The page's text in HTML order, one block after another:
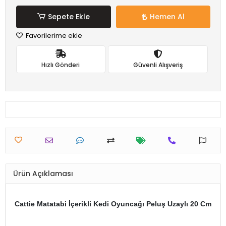
Sepete Ekle Hemen Al
Favorilerime ekle
Hızlı Gönderi Güvenli Alışveriş
Ürün Açıklaması
Cattie Matatabi İçerikli Kedi Oyuncağı Peluş Uzaylı 20 Cm